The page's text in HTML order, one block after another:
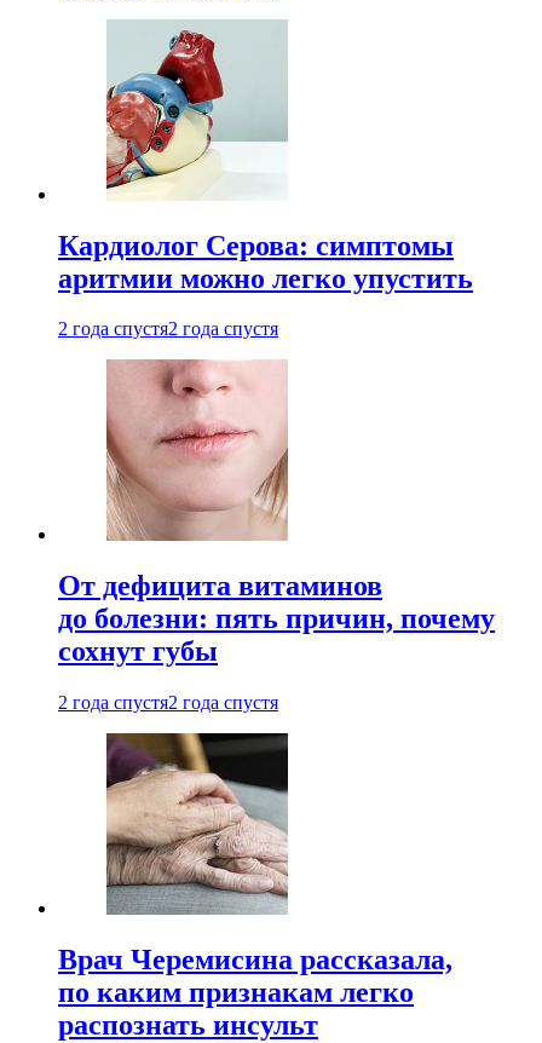
Кардиолог Серова: симптомы
аритмии можно легко упустить
2 года спустя2 года спустя
От дефицита витаминов
до болезни: пять причин, почему
сохнут губы
2 года спустя2 года спустя
Врач Черемисина рассказала,
по каким признакам легко
распознать инсульт